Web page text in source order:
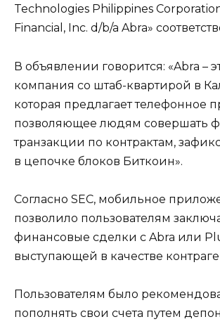
Technologies Philippines
Financial, Inc. d/b/a Abra»
В объявлении говорится: «Abra –
компания со штаб-квартирой в
которая предлагает телефонное
позволяющее людям совершать
транзакции по контрактам,
в цепочке блоков Биткоин».
Согласно SEC, мобильное
позволило пользователям
финансовые сделки с Abra или
выступающей в качестве
Пользователям было
пополнять свои счета путем